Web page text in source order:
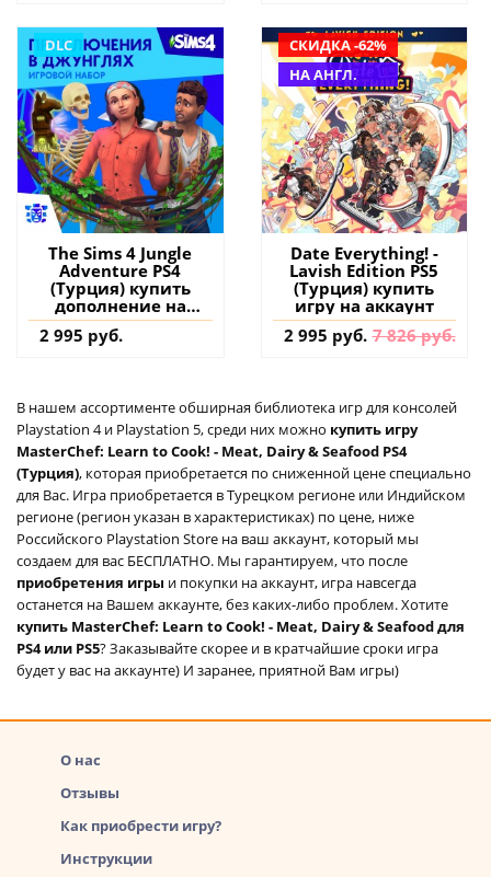
DLC
The Sims 4 Jungle
Adventure PS4
(Турция) купить
дополнение на
аккаунт
2 995 руб.
СКИДКА -62%
НА АНГЛ.
Date Everything! -
Lavish Edition PS5
(Турция) купить
игру на аккаунт
2 995 руб. 7 826 руб.
В нашем ассортименте обширная библиотека игр для консолей
Playstation 4 и Playstation 5, среди них можно купить игру
MasterChef: Learn to Cook! - Meat, Dairy & Seafood PS4
(Турция), которая приобретается по сниженной цене специально
для Вас. Игра приобретается в Турецком регионе или Индийском
регионе (регион указан в характеристиках) по цене, ниже
Российского Playstation Store на ваш аккаунт, который мы
создаем для вас БЕСПЛАТНО. Мы гарантируем, что после
приобретения игры и покупки на аккаунт, игра навсегда
останется на Вашем аккаунте, без каких-либо проблем. Хотите
купить MasterChef: Learn to Cook! - Meat, Dairy & Seafood для
PS4 или PS5? Заказывайте скорее и в кратчайшие сроки игра
будет у вас на аккаунте) И заранее, приятной Вам игры)
О нас
Отзывы
Как приобрести игру?
Инструкции